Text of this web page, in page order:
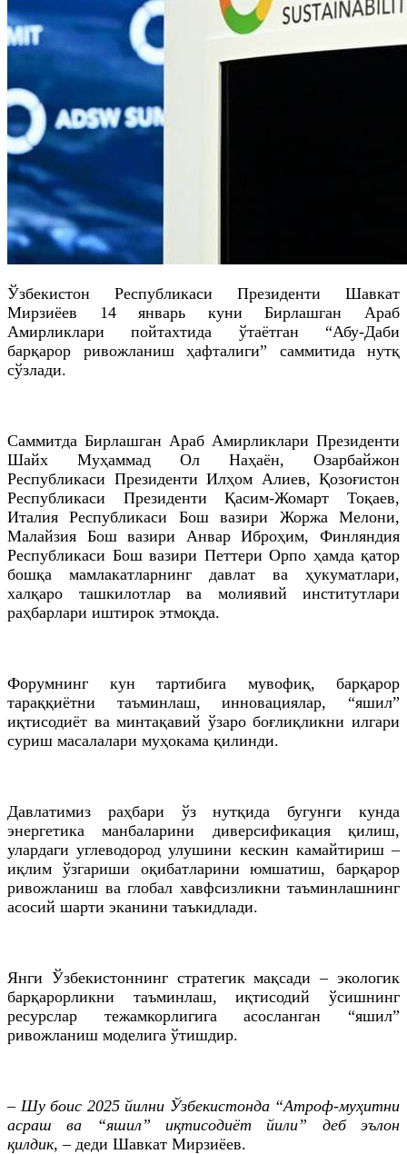
Ўзбекистон Республикаси Президенти Шавкат
Мирзиёев 14 январь куни Бирлашган Араб
Амирликлари пойтахтида ўтаётган “Абу-Даби
барқарор ривожланиш ҳафталиги” саммитида нутқ
сўзлади.
Саммитда Бирлашган Араб Амирликлари Президенти
Шайх Муҳаммад Ол Наҳаён, Озарбайжон
Республикаси Президенти Илҳом Алиев, Қозоғистон
Республикаси Президенти Қасим-Жомарт Тоқаев,
Италия Республикаси Бош вазири Жоржа Мелони,
Малайзия Бош вазири Анвар Иброҳим, Финляндия
Республикаси Бош вазири Петтери Орпо ҳамда қатор
бошқа мамлакатларнинг давлат ва ҳукуматлари,
халқаро ташкилотлар ва молиявий институтлари
раҳбарлари иштирок этмоқда.
Форумнинг кун тартибига мувофиқ, барқарор
тараққиётни таъминлаш, инновациялар, “яшил”
иқтисодиёт ва минтақавий ўзаро боғлиқликни илгари
суриш масалалари муҳокама қилинди.
Давлатимиз раҳбари ўз нутқида бугунги кунда
энергетика манбаларини диверсификация қилиш,
улардаги углеводород улушини кескин камайтириш –
иқлим ўзгариши оқибатларини юмшатиш, барқарор
ривожланиш ва глобал хавфсизликни таъминлашнинг
асосий шарти эканини таъкидлади.
Янги Ўзбекистоннинг стратегик мақсади – экологик
барқарорликни таъминлаш, иқтисодий ўсишнинг
ресурслар тежамкорлигига асосланган “яшил”
ривожланиш моделига ўтишдир.
– Шу боис 2025 йилни Ўзбекистонда “Атроф-муҳитни
асраш ва “яшил” иқтисодиёт йили” деб эълон
қилдик, – деди Шавкат Мирзиёев.